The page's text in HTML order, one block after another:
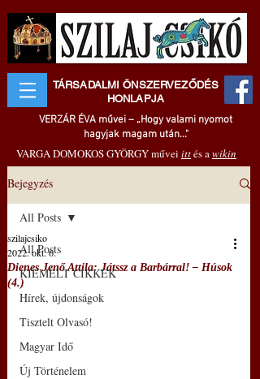
TÁRSADALMI ÖNSZERVEZŐDÉS
HONLAPJA
VERZÁR ÉVA művei – „Hogy valami nyomot
hagyjak magam után..."
VARGA DOMOKOS GYÖRGY művei ittés awikin
Bejegyzés
All Posts
KIEMELT CIKKEK
Hírek, újdonságok
Tisztelt Olvasó!
Magyar Idő
Új Történelem
All Posts
Dienes Jenő Attila: Játssz a Barbárral! – Húsok
(4.)
szilajcsiko
2022. okt. 6.